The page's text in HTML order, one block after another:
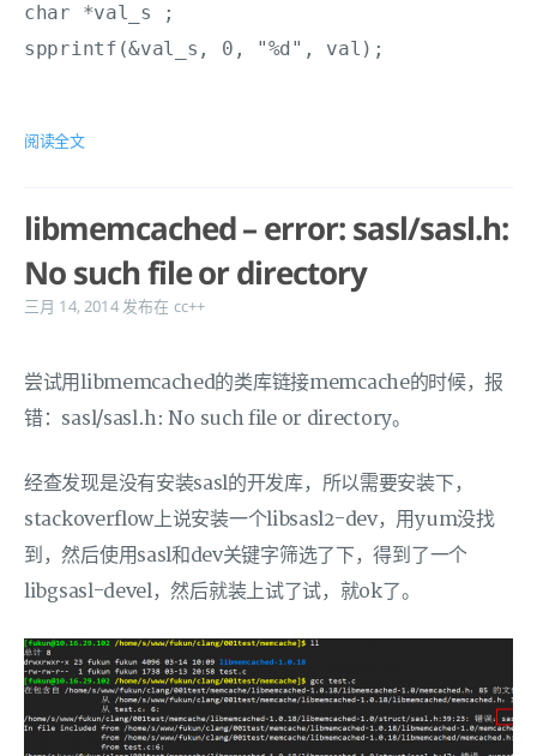
char *val_s ;
阅读全文
libmemcached – error: sasl/sasl.h:
No such file or directory
三月 14, 2014 发布在 cc++
尝试用libmemcached的类库链接memcache的时候，报
错：sasl/sasl.h: No such file or directory。
经查发现是没有安装sasl的开发库，所以需要安装下，
stackoverflow上说安装一个libsasl2-dev，用yum没找
到，然后使用sasl和dev关键字筛选了下，得到了一个
libgsasl-devel，然后就装上试了试，就ok了。